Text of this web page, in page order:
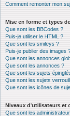
Comment remonter mon
Mise en forme et types
Que sont les BBCodes ?
Puis-je utiliser le HTML ?
Que sont les smileys ?
Puis-je publier des images
Que sont les annonces
Que sont les annonces ?
Que sont les sujets
Que sont les sujets
Que sont les icônes de
Niveaux d’utilisateurs et
Que sont les